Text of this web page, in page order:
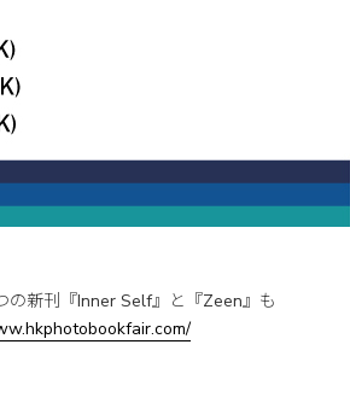
の新刊『Inner Self』と『Zeen』も